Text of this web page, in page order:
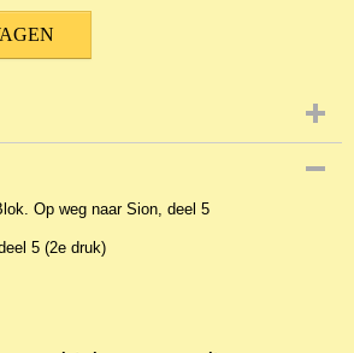
Op weg naar Sion, deel 5
5 (2e druk)